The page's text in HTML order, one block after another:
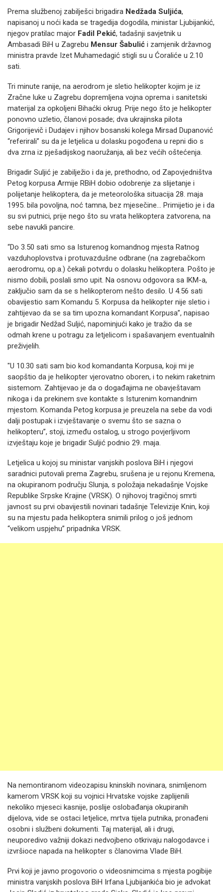
Prema službenoj zabilješci brigadira Nedžada Suljića,
napisanoj u noći kada se tragedija dogodila, ministar Ljubijankić,
njegov pratilac major Fadil Pekić, tadašnji savjetnik u
Ambasadi BiH u Zagrebu Mensur Šabulić i zamjenik državnog
ministra pravde Izet Muhamedagić stigli su u Ćoraliće u 2.10
sati.
Tri minute ranije, na aerodrom je sletio helikopter kojim je iz
Zračne luke u Zagrebu dopremljena vojna oprema i sanitetski
materijal za opkoljeni Bihaćki okrug. Prije nego što je helikopter
ponovno uzletio, članovi posade; dva ukrajinska pilota
Grigorijevič i Dudajev i njihov bosanski kolega Mirsad Dupanović
“referirali” su da je letjelica u dolasku pogođena u repni dio s
dva zrna iz pješadijskog naoružanja, ali bez većih oštećenja.
Brigadir Suljić je zabilježio i da je, prethodno, od Zapovjedništva
Petog korpusa Armije RBiH dobio odobrenje za slijetanje i
polijetanje helikoptera, da je meteorološka situacija 28. maja
1995. bila povoljna, noć tamna, bez mjesečine... Primijetio je i da
su svi putnici, prije nego što su vrata helikoptera zatvorena, na
sebe navukli pancire.
“Do 3.50 sati smo sa Isturenog komandnog mjesta Ratnog
vazduhoplovstva i protuvazdušne odbrane (na zagrebačkom
aerodromu, op.a.) čekali potvrdu o dolasku helikoptera. Pošto je
nismo dobili, poslali smo upit. Na osnovu odgovora sa IKM-a,
zaključio sam da se s helikopterom nešto desilo. U 4.56 sati
obavijestio sam Komandu 5. Korpusa da helikopter nije sletio i
zahtijevao da se sa tim upozna komandant Korpusa”, napisao
je brigadir Nedžad Suljić, napominjući kako je tražio da se
odmah krene u potragu za letjelicom i spašavanjem eventualnih
preživjelih.
"U 10.30 sati sam bio kod komandanta Korpusa, koji mi je
saopštio da je helikopter vjerovatno oboren, i to nekim raketnim
sistemom. Zahtijevao je da o događajima ne obavještavam
nikoga i da prekinem sve kontakte s Isturenim komandnim
mjestom. Komanda Petog korpusa je preuzela na sebe da vodi
dalji postupak i izvještavanje o svemu što se sazna o
helikopteru”, stoji, između ostalog, u strogo povjerljivom
izvještaju koje je brigadir Suljić podnio 29. maja.
Letjelica u kojoj su ministar vanjskih poslova BiH i njegovi
saradnici putovali prema Zagrebu, srušena je u rejonu Kremena,
na okupiranom području Slunja, s položaja nekadašnje Vojske
Republike Srpske Krajine (VRSK). O njihovoj tragičnoj smrti
javnost su prvi obavijestili novinari tadašnje Televizije Knin, koji
su na mjestu pada helikoptera snimili prilog o još jednom
“velikom uspjehu” pripadnika VRSK.
Na nemontiranom videozapisu kninskih novinara, snimljenom
kamerom VRSK koji su vojnici Hrvatske vojske zaplijenili
nekoliko mjeseci kasnije, poslije oslobađanja okupiranih
dijelova, vide se ostaci letjelice, mrtva tijela putnika, pronađeni
osobni i službeni dokumenti. Taj materijal, ali i drugi,
neuporedivo važniji dokazi nedvojbeno otkrivaju nalogodavce i
izvršioce napada na helikopter s članovima Vlade BiH.
Prvi koji je javno progovorio o videosnimcima s mjesta pogibije
ministra vanjskih poslova BiH Irfana Ljubijankića bio je advokat